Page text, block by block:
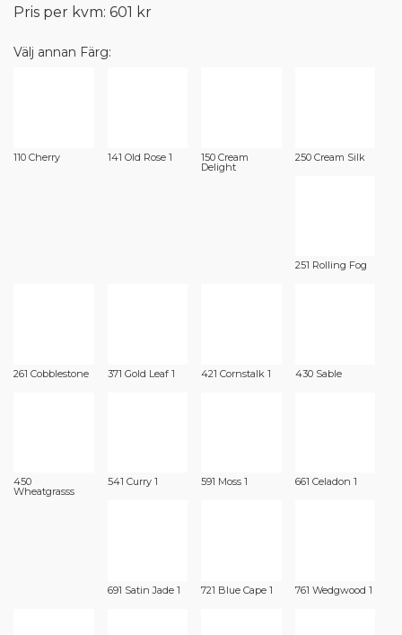
Pris per kvm: 601 kr
Välj annan Färg:
110 Cherry 141 Old Rose 1 150 Cream
Delight
250 Cream Silk
251 Rolling Fog
261 Cobblestone 371 Gold Leaf 1 421 Cornstalk 1 430 Sable
450
Wheatgrasss
541 Curry 1 591 Moss 1 661 Celadon 1
691 Satin Jade 1 721 Blue Cape 1 761 Wedgwood 1